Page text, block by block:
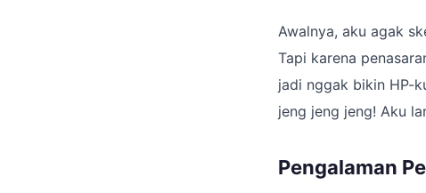
Awalnya, aku agak
Tapi karena
jadi nggak bikin HP-
jeng jeng jeng! Aku
Pengalaman